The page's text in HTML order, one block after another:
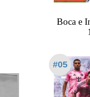
Boca e
#05